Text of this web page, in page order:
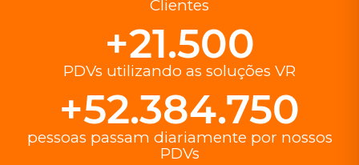
Clientes
PDVs utilizando as soluções VR
+21.500
pessoas passam diariamente por nossos
PDVs
+52.384.750